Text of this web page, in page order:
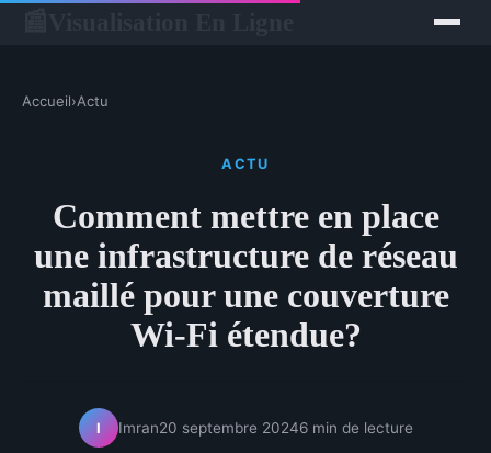
Accueil›Actu
ACTU
Comment mettre en place
une infrastructure de réseau
maillé pour une couverture
Wi-Fi étendue?
I Imran20 septembre 20246 min de lecture